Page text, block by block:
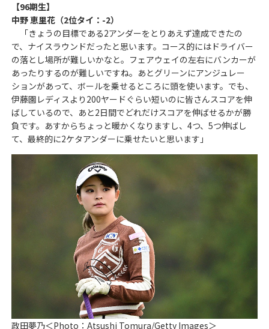
【96期生】
中野 恵里花（2位タイ：-2）
「きょうの目標である2アンダーをとりあえず達成できたの
で、ナイスラウンドだったと思います。コース的にはドライバー
の落とし場所が難しいかなと。フェアウェイの左右にバンカーが
あったりするのが難しいですね。あとグリーンにアンジュレー
ションがあって、ボールを乗せるところに頭を使います。でも、
伊藤園レディスより200ヤードぐらい短いのに皆さんスコアを伸
ばしているので、あと2日間でどれだけスコアを伸ばせるかが勝
負です。あすからちょっと暖かくなりますし、4つ、5つ伸ばし
て、最終的に2ケタアンダーに乗せたいと思います」
政田夢乃＜Photo：Atsushi Tomura/Getty Images＞